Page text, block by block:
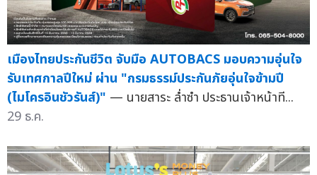
เมืองไทยประกันชีวิต จับมือ AUTOBACS มอบความอุ่นใจ
รับเทศกาลปีใหม่ ผ่าน "กรมธรรม์ประกันภัยอุ่นใจข้ามปี
(ไมโครอินชัวรันส์)" — นายสาระ ล่ำซำ ประธานเจ้าหน้าที...
29 ธ.ค.